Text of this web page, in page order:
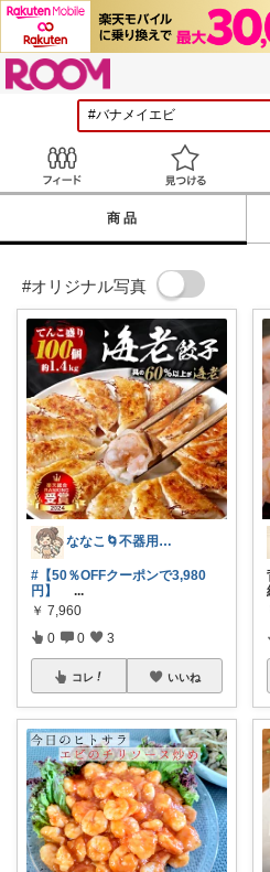
見
商品
#オリジナル写真
ななこ🌀不器用ママ￤家事＆育児グッズ
#【50％OFFクーポンで3,980
円】
...
￥ 7,960
0 0 3
コレ いいね